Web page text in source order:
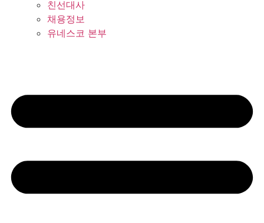
친선대사
채용정보
유네스코 본부